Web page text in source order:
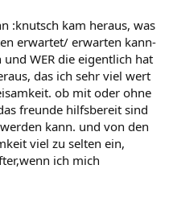
:knutsch kam heraus, was
erwartet/ erwarten kann-
WER die eigentlich hat
das ich sehr viel wert
ob mit oder ohne
freunde hilfsbereit sind
kann. und von den
viel zu selten ein,
ich mich